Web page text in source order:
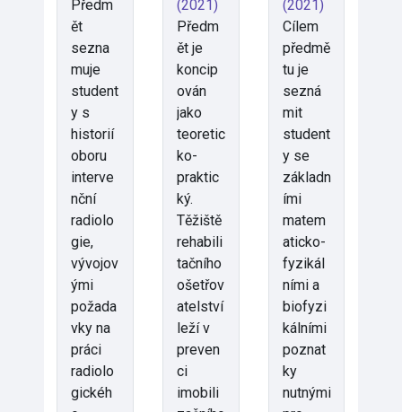
Předm
ět
sezna
muje
student
y s
historií
oboru
interve
nční
radiolo
gie,
vývojov
ými
požada
vky na
práci
radiolo
gickéh
(2021)
Předm
ět je
koncip
ován
jako
teoretic
ko-
praktic
ký.
Těžiště
rehabili
tačního
ošetřov
atelství
leží v
preven
ci
imobili
(2021)
Cílem
předmě
tu je
sezná
mit
student
y se
základn
ími
matem
aticko-
fyzikál
ními a
biofyzi
kálními
poznat
ky
nutnými